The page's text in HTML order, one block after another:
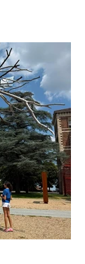
classica
e